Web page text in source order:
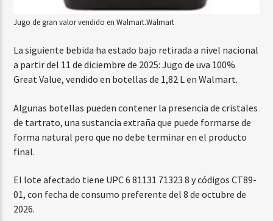
Jugo de gran valor vendido en Walmart.Walmart
La siguiente bebida ha estado bajo retirada a nivel nacional
a partir del 11 de diciembre de 2025: Jugo de uva 100%
Great Value, vendido en botellas de 1,82 L en Walmart.
Algunas botellas pueden contener la presencia de cristales
de tartrato, una sustancia extraña que puede formarse de
forma natural pero que no debe terminar en el producto
final.
El lote afectado tiene UPC 6 81131 71323 8 y códigos CT89-
01, con fecha de consumo preferente del 8 de octubre de
2026.